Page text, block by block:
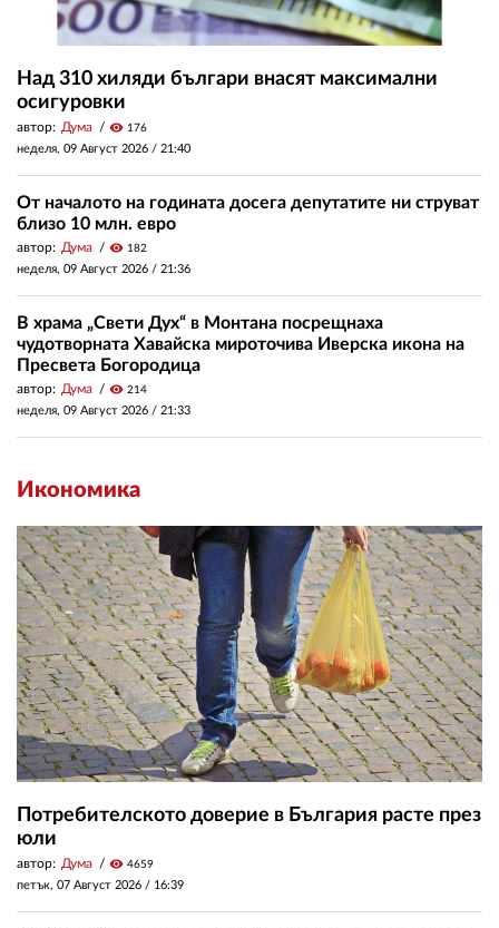
Над 310 хиляди българи внасят максимални
осигуровки
автор: Дума visibility 176
неделя, 09 Август 2026 / 21:40
От началото на годината досега депутатите ни струват
близо 10 млн. евро
автор: Дума visibility 182
неделя, 09 Август 2026 / 21:36
В храма „Свети Дух“ в Монтана посрещнаха
чудотворната Хавайска мироточива Иверска икона на
Пресвета Богородица
автор: Дума visibility 214
неделя, 09 Август 2026 / 21:33
Икономика
Потребителското доверие в България расте през
юли
автор: Дума visibility 4659
петък, 07 Август 2026 / 16:39